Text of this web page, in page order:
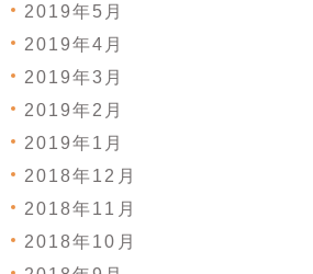
2019年5月
2019年4月
2019年3月
2019年2月
2019年1月
2018年12月
2018年11月
2018年10月